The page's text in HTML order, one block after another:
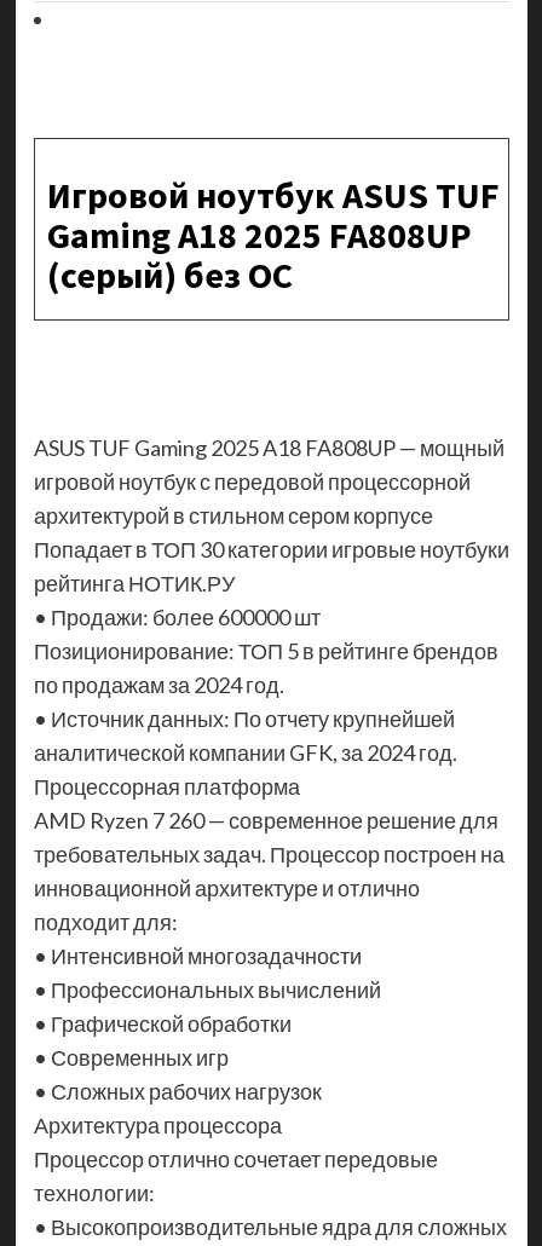
Игровой ноутбук ASUS TUF
Gaming A18 2025 FA808UP
(серый) без ОС
ASUS TUF Gaming 2025 A18 FA808UP — мощный
игровой ноутбук с передовой процессорной
архитектурой в стильном сером корпусе
Попадает в ТОП 30 категории игровые ноутбуки
рейтинга НОТИК.РУ
• Продажи: более 600000 шт
Позиционирование: ТОП 5 в рейтинге брендов
по продажам за 2024 год.
• Источник данных: По отчету крупнейшей
аналитической компании GFK, за 2024 год.
Процессорная платформа
AMD Ryzen 7 260 — современное решение для
требовательных задач. Процессор построен на
инновационной архитектуре и отлично
подходит для:
• Интенсивной многозадачности
• Профессиональных вычислений
• Графической обработки
• Современных игр
• Сложных рабочих нагрузок
Архитектура процессора
Процессор отлично сочетает передовые
технологии:
• Высокопроизводительные ядра для сложных